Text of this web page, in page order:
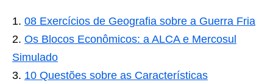
08 Exercícios de Geografia sobre a Guerra Fria
Os Blocos Econômicos: a ALCA e Mercosul
Simulado
10 Questões sobre as Características